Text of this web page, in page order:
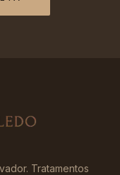
Tratamentos